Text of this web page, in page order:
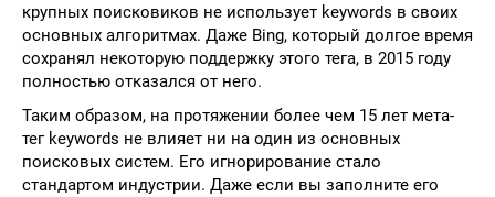
крупных поисковиков не использует keywords в своих
основных алгоритмах. Даже Bing, который долгое время
сохранял некоторую поддержку этого тега, в 2015 году
полностью отказался от него.
Таким образом, на протяжении более чем 15 лет мета-
тег keywords не влияет ни на один из основных
поисковых систем. Его игнорирование стало
стандартом индустрии. Даже если вы заполните его